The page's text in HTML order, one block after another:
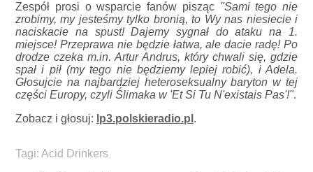
Zespół prosi o wsparcie fanów pisząc "Sami tego nie
zrobimy, my jesteśmy tylko bronią, to Wy nas niesiecie i
naciskacie na spust! Dajemy sygnał do ataku na 1.
miejsce! Przeprawa nie będzie łatwa, ale dacie radę! Po
drodze czeka m.in. Artur Andrus, który chwali się, gdzie
spał i pił (my tego nie będziemy lepiej robić), i Adela.
Głosujcie na najbardziej heteroseksualny baryton w tej
części Europy, czyli Ślimaka w 'Et Si Tu N'existais Pas'!".
Zobacz i głosuj: lp3.polskieradio.pl .
Tagi:Acid Drinkers